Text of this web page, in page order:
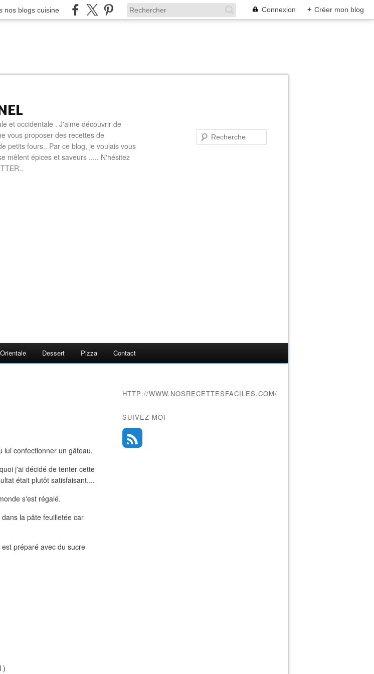
nos blogs cuisine Connexion + Créer mon blog
et occidentale . J'aime découvrir de
vous proposer des recettes de
petits fours.. Par ce blog, je voulais vous
mêlent épices et saveurs ..... N'hésitez
Dessert Pizza Contact
lui confectionner un gâteau.
j'ai décidé de tenter cette
était plutôt satisfaisant....
s'est régalé.
la pâte feuilletée car
préparé avec du sucre
)
HTTP://WWW.NOSRECETTESFACILES.COM/
SUIVEZ-MOI